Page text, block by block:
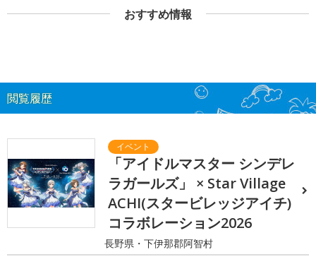
おすすめ情報
閲覧履歴
「アイドルマスター シンデレ
ラガールズ」 × Star Village
ACHI(スタービレッジアイチ)
コラボレーション2026
長野県・下伊那郡阿智村